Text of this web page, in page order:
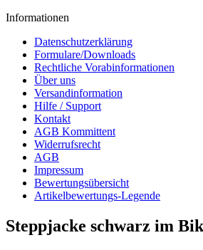
Informationen
Datenschutzerklärung
Formulare/Downloads
Rechtliche Vorabinformationen
Über uns
Versandinformation
Hilfe / Support
Kontakt
AGB Kommittent
Widerrufsrecht
AGB
Impressum
Bewertungsübersicht
Artikelbewertungs-Legende
Steppjacke schwarz im